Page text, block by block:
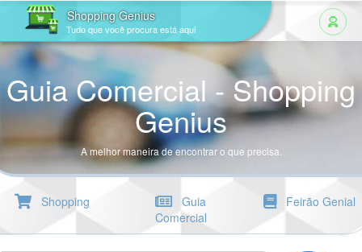
Shopping Genius
Tudo que você procura está aqui
Guia Comercial - Shopping
Genius
A melhor maneira de encontrar o que precisa.
Shopping
Guia
Comercial
Feirão Genial